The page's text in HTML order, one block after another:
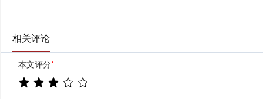
相关评论
本文评分*